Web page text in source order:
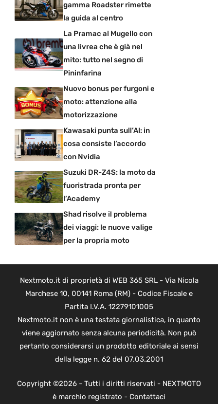
gamma Roadster rimette
la guida al centro
La Pramac al Mugello con
una livrea che è già nel
mito: tutto nel segno di
Pininfarina
Nuovo bonus per furgoni e
moto: attenzione alla
motorizzazione
Kawasaki punta sull’AI: in
cosa consiste l’accordo
con Nvidia
Suzuki DR-Z4S: la moto da
fuoristrada pronta per
l’Academy
Shad risolve il problema
dei viaggi: le nuove valige
per la propria moto
Nextmoto.it di proprietà di WEB 365 SRL - Via Nicola
Marchese 10, 00141 Roma (RM) - Codice Fiscale e
Partita I.V.A. 12279101005
Nextmoto.it non è una testata giornalistica, in quanto
viene aggiornato senza alcuna periodicità. Non può
pertanto considerarsi un prodotto editoriale ai sensi
della legge n. 62 del 07.03.2001
Copyright ©2026 - Tutti i diritti riservati - NEXTMOTO
è marchio registrato - Contattaci